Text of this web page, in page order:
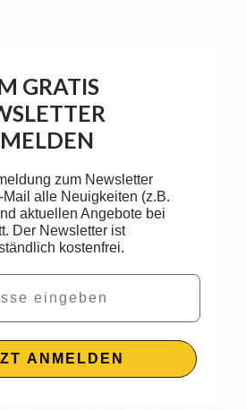
GRATIS
zum Newsletter
Mail alle Neuigkeiten (z.B.
aktuellen Angebote bei
Der Newsletter ist
kostenfrei.
ANMELDEN